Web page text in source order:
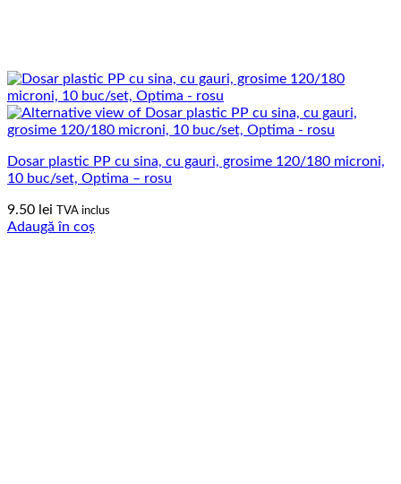
Dosar plastic PP cu sina, cu gauri, grosime 120/180 microni,
10 buc/set, Optima – rosu
9.50 lei TVA inclus
Adaugă în coș